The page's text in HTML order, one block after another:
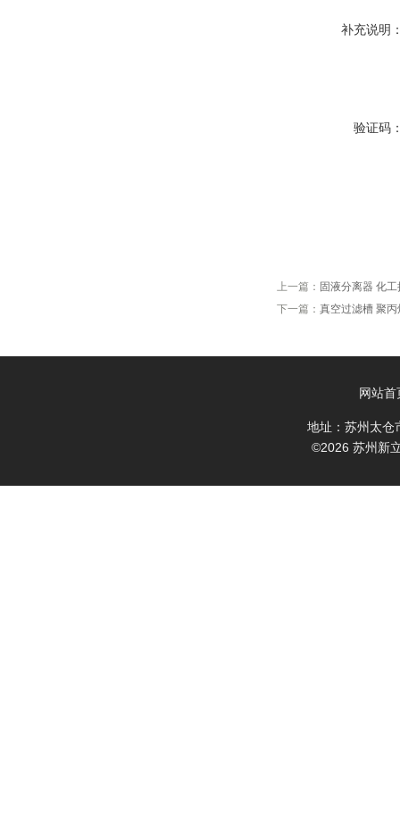
补充说明
验证码
上一篇： 固液分离器 化
下一篇： 真空过滤槽 聚
网站首
地址：苏州太
©2026 苏州新